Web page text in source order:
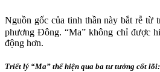
Nguồn gốc của tinh thần này bắt rễ từ
phương Đông. “Ma” không chỉ được
động hơn.
Triết lý “Ma” thể hiện qua ba tư tưởng cốt lõi: